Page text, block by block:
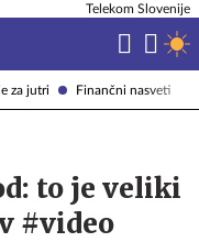
za jutri Finančni nasveti
Telekom Slovenije
to je veliki
#video